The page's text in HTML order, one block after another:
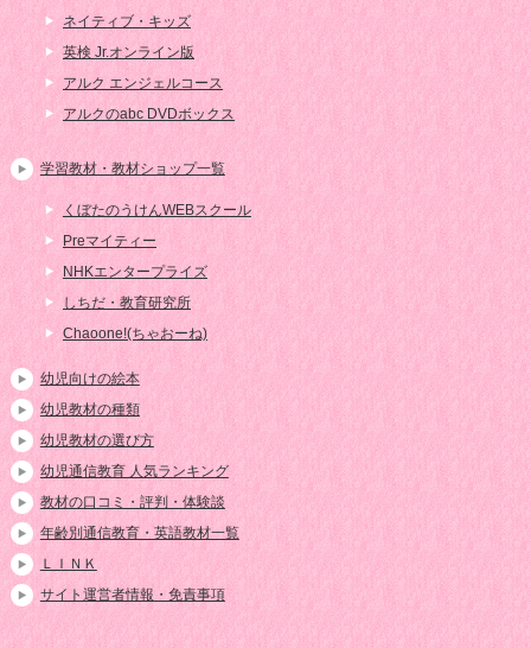
ネイティブ・キッズ
英検 Jr.オンライン版
アルク エンジェルコース
アルクのabc DVDボックス
学習教材・教材ショップ一覧
くぼたのうけんWEBスクール
Preマイティー
NHKエンタープライズ
しちだ・教育研究所
Chaoone!(ちゃおーね)
幼児向けの絵本
幼児教材の種類
幼児教材の選び方
幼児通信教育 人気ランキング
教材の口コミ・評判・体験談
年齢別通信教育・英語教材一覧
ＬＩＮＫ
サイト運営者情報・免責事項